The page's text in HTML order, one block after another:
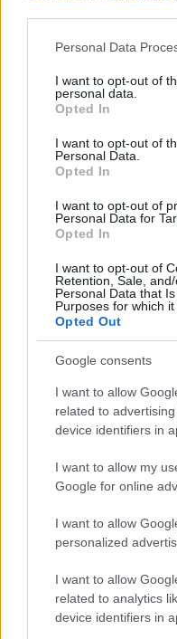
Please note that this
not limited to your visit or
grant or deny consent to
use your data for below
consent section.
Personal Data
I want to opt-out of
personal data.
Opted In
I want to opt-out of
Personal Data.
Opted In
I want to opt-out of
Personal Data for
Opted In
I want to opt-out of
Retention, Sale,
Personal Data that
Purposes for which it
Opted Out
Google consents
I want to allow
related to
device identifiers in
I want to allow my
Google for online
I want to allow
personalized
I want to allow
related to analytics
device identifiers in
Ciktālu
aizbraukt
atklājas
Latvijā bērnus
arvien vēlāk: dati
“vidējai” mammai
Atcelt